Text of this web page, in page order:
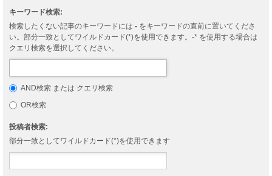
キーワード検索:
検索したくない記事のキーワードには - をキーワードの直前に置いてくださ
い。部分一致としてワイルドカード(*)を使用できます。-* を使用する場合は
クエリ検索を選択してください。
AND検索 または クエリ検索
OR検索
投稿者検索:
部分一致としてワイルドカード(*)を使用できます